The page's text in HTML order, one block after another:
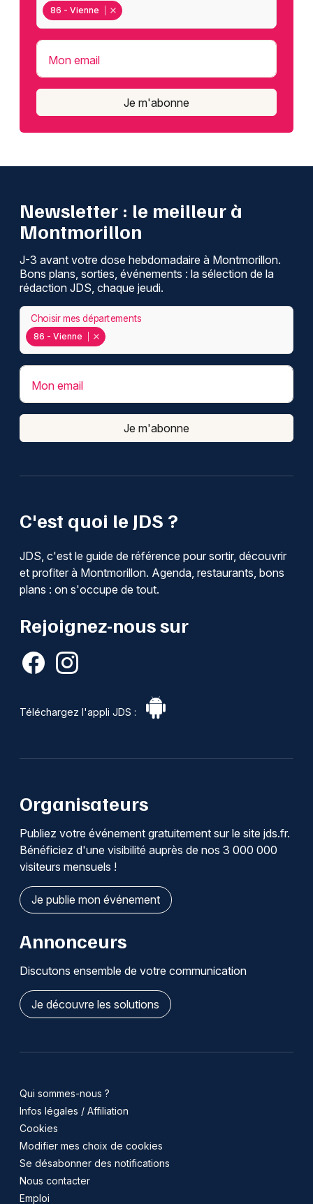
86 - Vienne
Mon email
Je m'abonne
C'est quoi le JDS ?
JDS, c'est le guide de référence pour sortir, découvrir
et profiter à Montmorillon. Agenda, restaurants, bons
plans : on s'occupe de tout.
Rejoignez-nous sur
Téléchargez l'appli JDS :
Newsletter : le meilleur à
Montmorillon
J-3 avant votre dose hebdomadaire à Montmorillon.
Bons plans, sorties, événements : la sélection de la
rédaction JDS, chaque jeudi.
86 - Vienne
Choisir mes départements
Mon email
Je m'abonne
Organisateurs
Publiez votre événement gratuitement sur le site jds.fr.
Bénéficiez d'une visibilité auprès de nos 3 000 000
visiteurs mensuels !
Je publie mon événement
Annonceurs
Discutons ensemble de votre communication
Je découvre les solutions
Qui sommes-nous ?
Infos légales / Affiliation
Cookies
Modifier mes choix de cookies
Se désabonner des notifications
Nous contacter
Emploi